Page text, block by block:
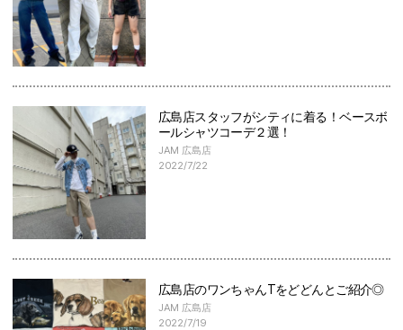
広島店スタッフがシティに着る！ベースボ
ールシャツコーデ２選！
JAM 広島店
2022/7/22
広島店のワンちゃんTをどどんとご紹介◎
JAM 広島店
2022/7/19